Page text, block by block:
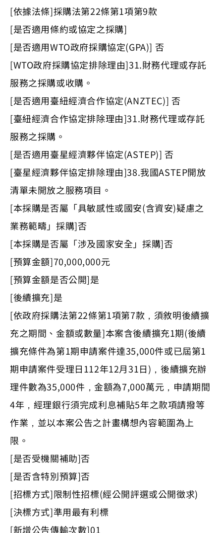
[依據法條]採購法第22條第1項第9款
[是否適用條約或協定之採購]
[是否適用WTO政府採購協定(GPA)] 否
[WTO政府採購協定排除理由]31.財務代理或存託
服務之採購或收購。
[是否適用臺紐經濟合作協定(ANZTEC)] 否
[臺紐經濟合作協定排除理由]31.財務代理或存託
服務之採購。
[是否適用臺星經濟夥伴協定(ASTEP)] 否
[臺星經濟夥伴協定排除理由]38.我國ASTEP開放
清單未開放之服務項目。
[本採購是否屬「具敏感性或國安(含資安)疑慮之
業務範疇」採購]否
[本採購是否屬「涉及國家安全」採購]否
[預算金額]70,000,000元
[預算金額是否公開]是
[後續擴充]是
[依政府採購法第22條第1項第7款，須敘明後續擴
充之期間、金額或數量]本案含後續擴充1期(後續
擴充條件為第1期申請案件達35,000件或已屆第1
期申請案件受理日112年12月31日)，後續擴充辦
理件數為35,000件，金額為7,000萬元，申請期間
4年，經理銀行須完成利息補貼5年之款項請撥等
作業，並以本案公告之計畫構想內容範圍為上
限。
[是否受機關補助]否
[是否含特別預算]否
[招標方式]限制性招標(經公開評選或公開徵求)
[決標方式]準用最有利標
[新增公告傳輸次數]01